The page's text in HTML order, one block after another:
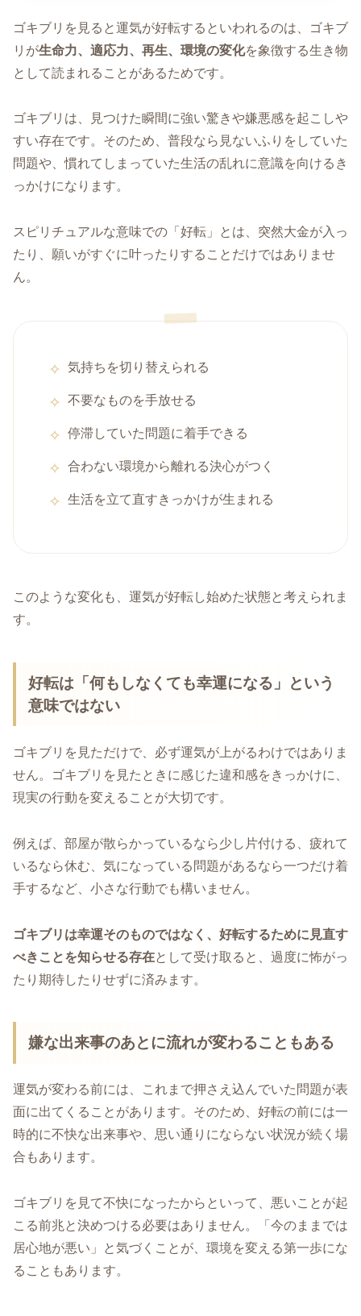
ゴキブリを見ると運気が好転するといわれるのは、ゴキブ
リが生命力、適応力、再生、環境の変化を象徴する生き物
として読まれることがあるためです。
ゴキブリは、見つけた瞬間に強い驚きや嫌悪感を起こしや
すい存在です。そのため、普段なら見ないふりをしていた
問題や、慣れてしまっていた生活の乱れに意識を向けるき
っかけになります。
スピリチュアルな意味での「好転」とは、突然大金が入っ
たり、願いがすぐに叶ったりすることだけではありませ
ん。
気持ちを切り替えられる
不要なものを手放せる
停滞していた問題に着手できる
合わない環境から離れる決心がつく
生活を立て直すきっかけが生まれる
このような変化も、運気が好転し始めた状態と考えられま
す。
好転は「何もしなくても幸運になる」という
意味ではない
ゴキブリを見ただけで、必ず運気が上がるわけではありま
せん。ゴキブリを見たときに感じた違和感をきっかけに、
現実の行動を変えることが大切です。
例えば、部屋が散らかっているなら少し片付ける、疲れて
いるなら休む、気になっている問題があるなら一つだけ着
手するなど、小さな行動でも構いません。
ゴキブリは幸運そのものではなく、好転するために見直す
べきことを知らせる存在として受け取ると、過度に怖がっ
たり期待したりせずに済みます。
嫌な出来事のあとに流れが変わることもある
運気が変わる前には、これまで押さえ込んでいた問題が表
面に出てくることがあります。そのため、好転の前には一
時的に不快な出来事や、思い通りにならない状況が続く場
合もあります。
ゴキブリを見て不快になったからといって、悪いことが起
こる前兆と決めつける必要はありません。「今のままでは
居心地が悪い」と気づくことが、環境を変える第一歩にな
ることもあります。